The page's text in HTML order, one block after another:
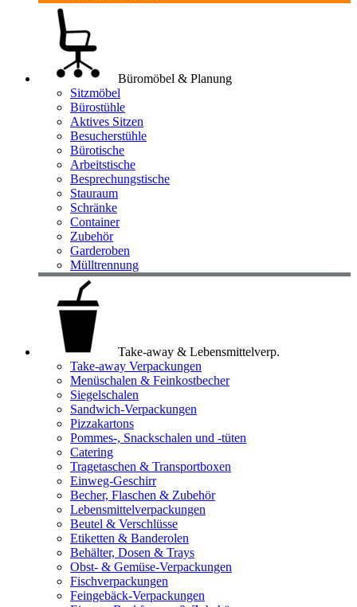
Büromöbel & Planung
Sitzmöbel
Bürostühle
Aktives Sitzen
Besucherstühle
Bürotische
Arbeitstische
Besprechungstische
Stauraum
Schränke
Container
Zubehör
Garderoben
Mülltrennung
Take-away & Lebensmittelverp.
Take-away Verpackungen
Menüschalen & Feinkostbecher
Siegelschalen
Sandwich-Verpackungen
Pizzakartons
Pommes-, Snackschalen und -tüten
Catering
Tragetaschen & Transportboxen
Einweg-Geschirr
Becher, Flaschen & Zubehör
Lebensmittelverpackungen
Beutel & Verschlüsse
Etiketten & Banderolen
Behälter, Dosen & Trays
Obst- & Gemüse-Verpackungen
Fischverpackungen
Feingebäck-Verpackungen